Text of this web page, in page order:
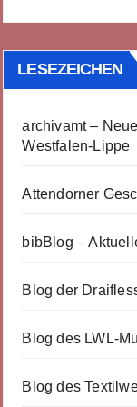
LESEZEICHEN
archivamt –
Westfalen-Lippe
Attendorner
bibBlog –
Blog der
Blog des LWL-
Blog des